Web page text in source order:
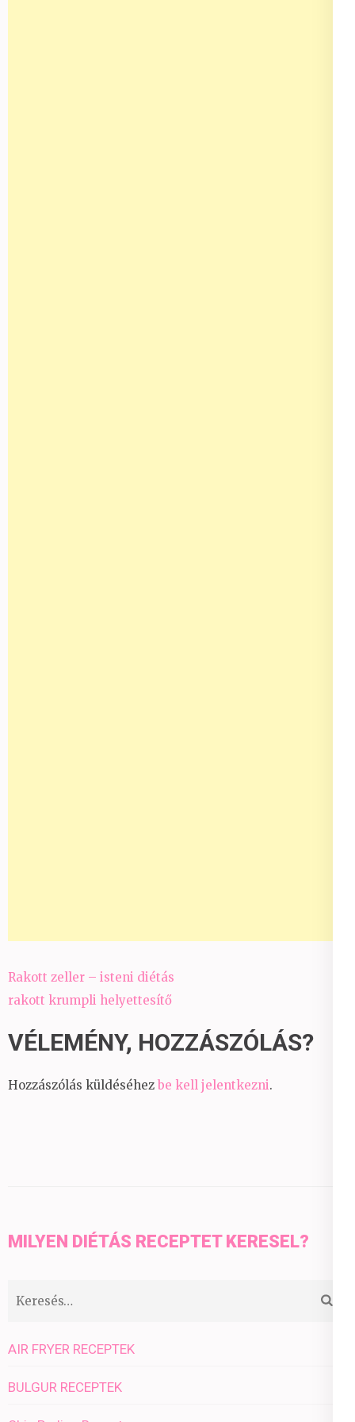
Bejegyzés
navigáció
Rakott zeller – isteni diétás
rakott krumpli helyettesítő
VÉLEMÉNY, HOZZÁSZÓLÁS?
Hozzászólás küldéséhez be kell jelentkezni.
MILYEN DIÉTÁS RECEPTET KERESEL?
Keresés:
AIR FRYER RECEPTEK
BULGUR RECEPTEK